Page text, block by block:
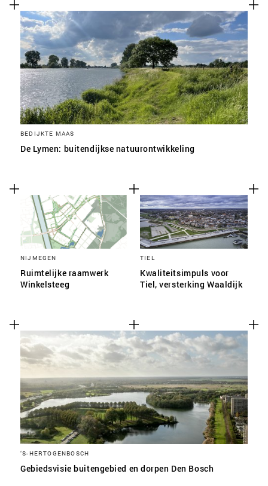
BEDIJKTE MAAS
De Lymen: buitendijkse natuurontwikkeling
NIJMEGEN
Ruimtelijke raamwerk
Winkelsteeg
TIEL
Kwaliteitsimpuls voor
Tiel, versterking Waaldijk
‘S-HERTOGENBOSCH
Gebiedsvisie buitengebied en dorpen Den Bosch